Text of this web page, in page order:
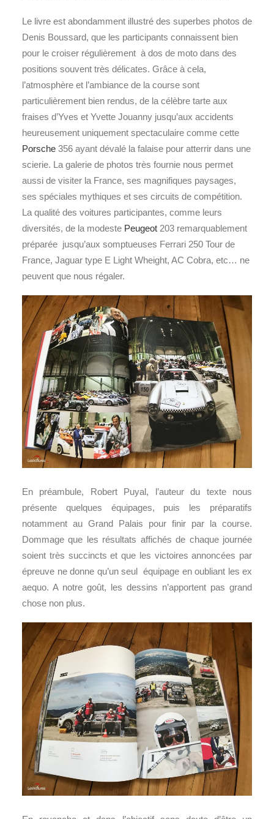
Le livre est abondamment illustré des superbes photos de
Denis Boussard, que les participants connaissent bien
pour le croiser régulièrement à dos de moto dans des
positions souvent très délicates. Grâce à cela,
l’atmosphère et l’ambiance de la course sont
particulièrement bien rendus, de la célèbre tarte aux
fraises d’Yves et Yvette Jouanny jusqu’aux accidents
heureusement uniquement spectaculaire comme cette
Porsche 356 ayant dévalé la falaise pour atterrir dans une
scierie. La galerie de photos très fournie nous permet
aussi de visiter la France, ses magnifiques paysages,
ses spéciales mythiques et ses circuits de compétition.
La qualité des voitures participantes, comme leurs
diversités, de la modeste Peugeot 203 remarquablement
préparée jusqu’aux somptueuses Ferrari 250 Tour de
France, Jaguar type E Light Wheight, AC Cobra, etc… ne
peuvent que nous régaler.
En préambule, Robert Puyal, l’auteur du texte nous
présente quelques équipages, puis les préparatifs
notamment au Grand Palais pour finir par la course.
Dommage que les résultats affichés de chaque journée
soient très succincts et que les victoires annoncées par
épreuve ne donne qu’un seul équipage en oubliant les ex
aequo. A notre goût, les dessins n’apportent pas grand
chose non plus.